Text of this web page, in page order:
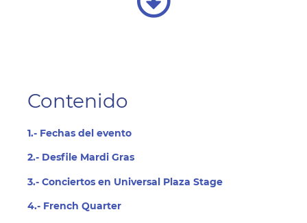
Contenido
1.- Fechas del evento
2.- Desfile Mardi Gras
3.- Conciertos en Universal Plaza Stage
4.- French Quarter